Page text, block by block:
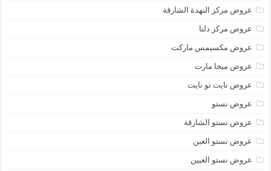
عروض مركز النهدة الشارقة
عروض مركز دلتا
عروض مكسيمس ماركت
عروض ميجا مارت
عروض نايت تو نايت
عروض نستو
عروض نستو الشارقة
عروض نستو العين
عروض نستو العيين